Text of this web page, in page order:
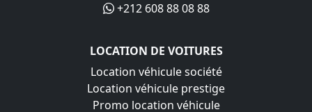
+212 608 88 08 88
LOCATION DE VOITURES
Location véhicule société
Location véhicule prestige
Promo location véhicule